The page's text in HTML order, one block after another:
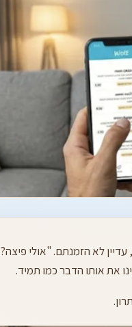
פותחים אפליקציית משלוחים. ו-40 דקות אחר
את אותו הדבר כמו תמיד.